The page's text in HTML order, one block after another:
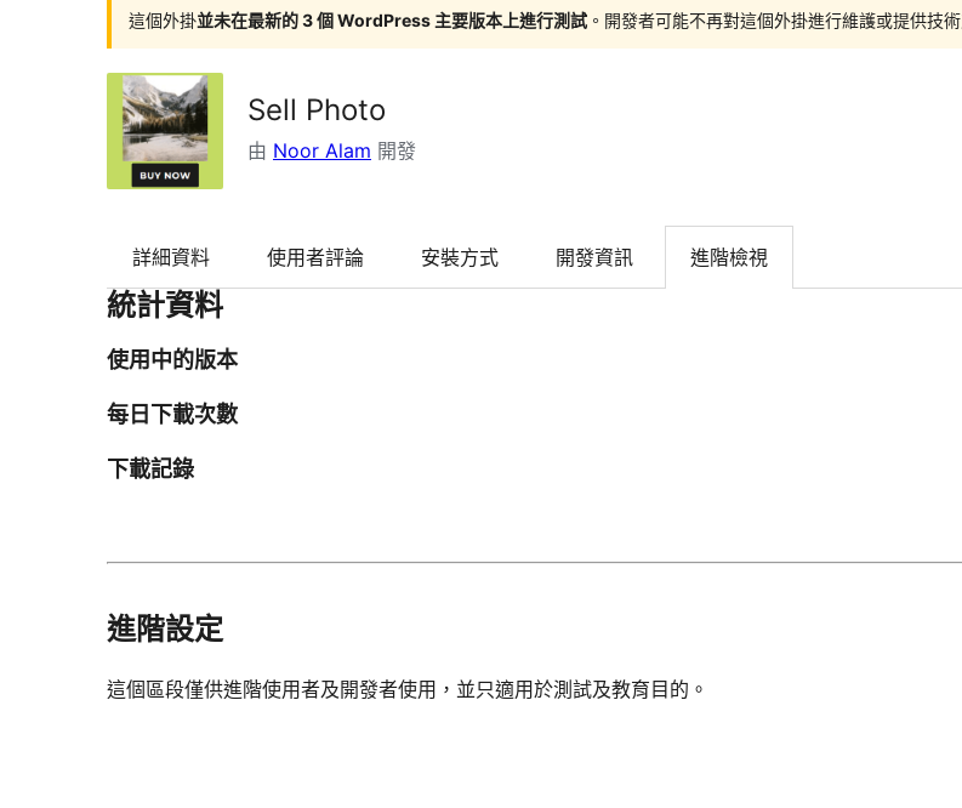
這個外掛並未在最新的 3 個 WordPress 主要版本上進行測試 。開發者可能不再對這個外掛進行維護或提供技
Sell Photo
由 Noor Alam 開發
詳細資料 使用者評論 安裝方式 開發資訊 進階檢視
統計資料
使用中的版本
每日下載次數
下載記錄
進階設定
這個區段僅供進階使用者及開發者使用，並只適用於測試及教育目的。